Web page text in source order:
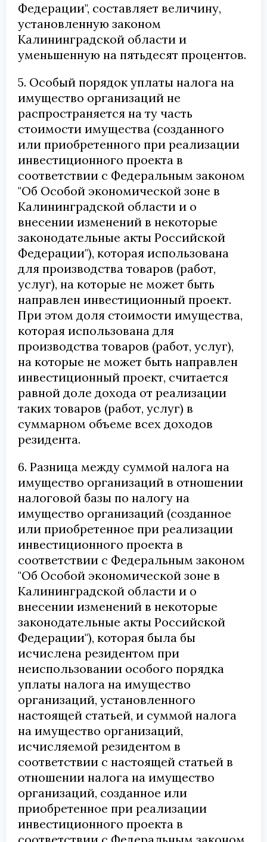
Федерации", составляет величину,
установленную законом
Калининградской области и
уменьшенную на пятьдесят процентов.
5. Особый порядок уплаты налога на
имущество организаций не
распространяется на ту часть
стоимости имущества (созданного
или приобретенного при реализации
инвестиционного проекта в
соответствии с Федеральным законом
"Об Особой экономической зоне в
Калининградской области и о
внесении изменений в некоторые
законодательные акты Российской
Федерации"), которая использована
для производства товаров (работ,
услуг), на которые не может быть
направлен инвестиционный проект.
При этом доля стоимости имущества,
которая использована для
производства товаров (работ, услуг),
на которые не может быть направлен
инвестиционный проект, считается
равной доле дохода от реализации
таких товаров (работ, услуг) в
суммарном объеме всех доходов
резидента.
6. Разница между суммой налога на
имущество организаций в отношении
налоговой базы по налогу на
имущество организаций (созданное
или приобретенное при реализации
инвестиционного проекта в
соответствии с Федеральным законом
"Об Особой экономической зоне в
Калининградской области и о
внесении изменений в некоторые
законодательные акты Российской
Федерации"), которая была бы
исчислена резидентом при
неиспользовании особого порядка
уплаты налога на имущество
организаций, установленного
настоящей статьей, и суммой налога
на имущество организаций,
исчисляемой резидентом в
соответствии с настоящей статьей в
отношении налога на имущество
организаций, созданное или
приобретенное при реализации
инвестиционного проекта в